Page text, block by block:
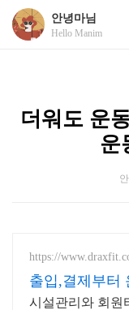
안녕마님
Hello Manim
더워도 운
운
https://
출입,결제부터
그인하면 루틴
시설관리와 회원